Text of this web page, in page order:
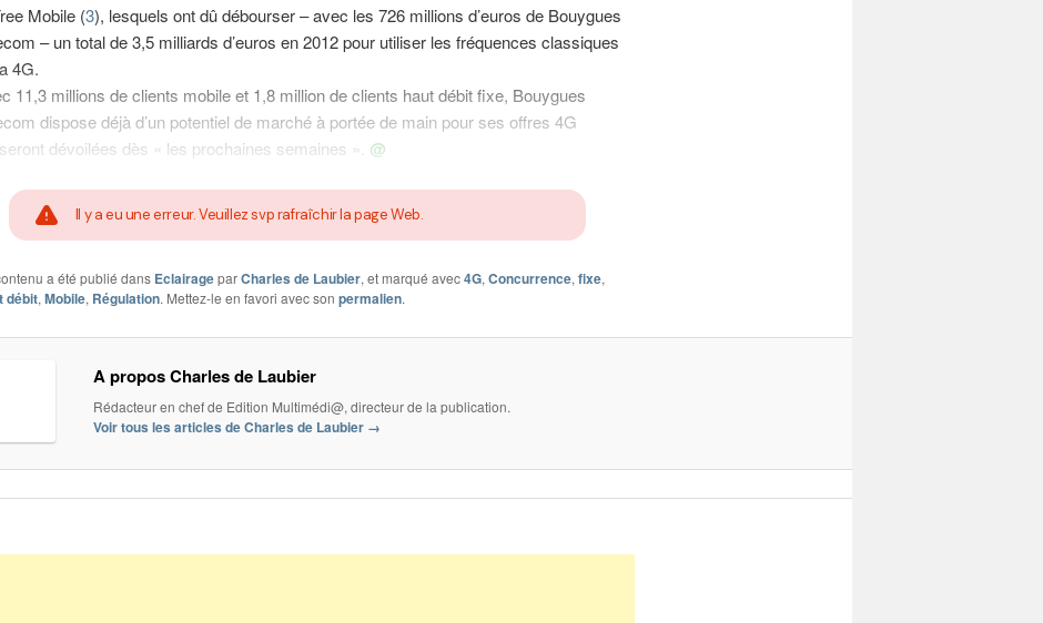
Mobile (3), lesquels ont dû débourser – avec les 726 millions d’euros de Bouygues
– un total de 3,5 milliards d’euros en 2012 pour utiliser les fréquences classiques
4G.
11,3 millions de clients mobile et 1,8 million de clients haut débit fixe, Bouygues
dispose déjà d’un potentiel de marché à portée de main pour ses offres 4G
dévoilées dès « les prochaines semaines ». @
Il y a eu une erreur. Veuillez svp rafraîchir la page Web.
a été publié dans EclairageparCharles de Laubier, et marqué avec4G, Concurrence, fixe,
débit, Mobile, Régulation. Mettez-le en favori avec son permalien.
A propos Charles de Laubier
Rédacteur en chef de Edition Multimédi@, directeur de la publication.
Voir tous les articles de Charles de Laubier →